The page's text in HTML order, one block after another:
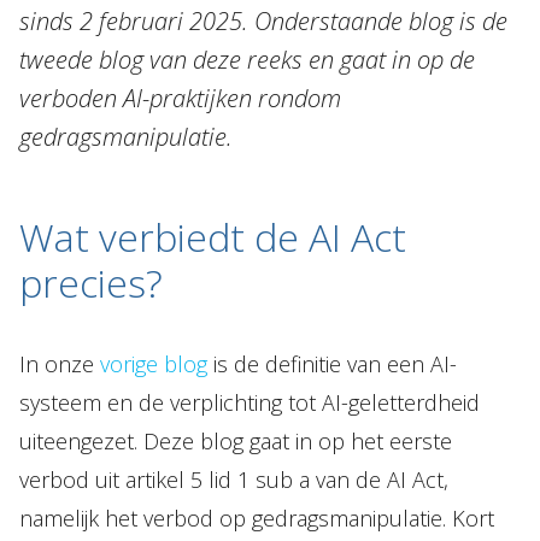
NL EN DE FR
sinds 2 februari 2025. Onderstaande blog is de
tweede blog van deze reeks en gaat in op de
verboden AI-praktijken rondom
gedragsmanipulatie.
Wat verbiedt de AI Act
precies?
In onze vorige blogis de definitie van een AI-
systeem en de verplichting tot AI-geletterdheid
uiteengezet. Deze blog gaat in op het eerste
verbod uit artikel 5 lid 1 sub a van de AI Act,
namelijk het verbod op gedragsmanipulatie. Kort